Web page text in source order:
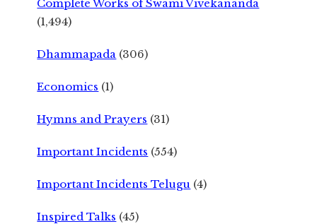
Complete Works of Swami Vivekananda
(1,494)
Dhammapada (306)
Economics (1)
Hymns and Prayers (31)
Important Incidents (554)
Important Incidents Telugu (4)
Inspired Talks (45)